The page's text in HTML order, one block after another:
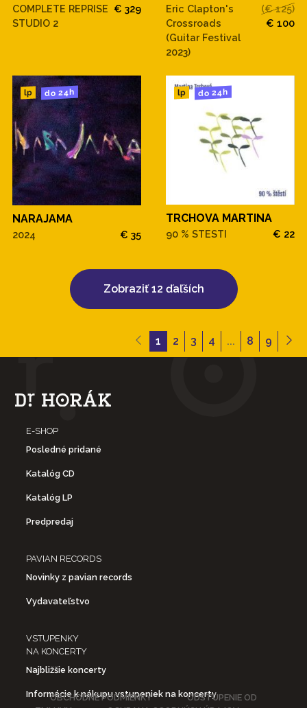
COMPLETE REPRISE
STUDIO 2
€ 329
Eric Clapton's
Crossroads
(Guitar Festival
2023)
(€ 125)
€ 100
lp do 24h
NARAJAMA
2024 € 35
lp do 24h
TRCHOVA MARTINA
90 % STESTI € 22
Zobraziť 12 ďaľších
1 2 3 4 ... 8 9
E-SHOP
Posledné pridané
Katalóg CD
Katalóg LP
Predpredaj
PAVIAN RECORDS
Novinky z pavian records
Vydavateľstvo
VSTUPENKY
NA KONCERTY
Najbližšie koncerty
Informácie k nákupu vstupeniek na koncerty
OBCHODNÉ PODMIENKY
ODSTÚPENIE OD